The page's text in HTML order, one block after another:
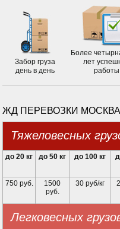
Забор груза
день в день
Более
лет
работы
ЖД ПЕРЕВОЗКИ
Тяжеловесных
до 20 кг до 50 кг до 100 кг
750 руб.
1500
руб.
30 руб/кг
Легковесных